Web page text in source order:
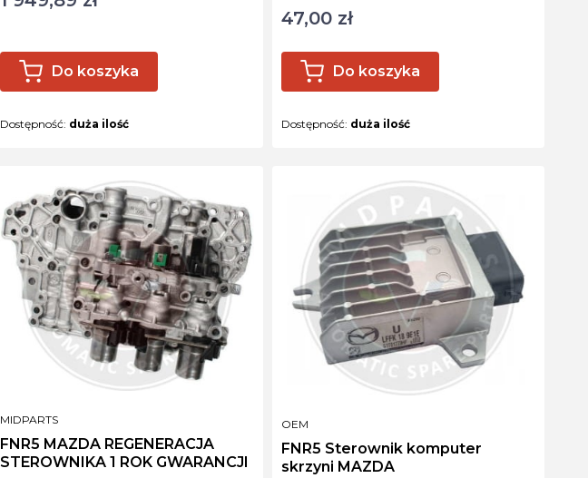
Do koszyka
Dostępność: duża ilość
Cena
47,00 zł
Do koszyka
Dostępność: duża ilość
FNR5 MAZDA REGENERACJA
STEROWNIKA 1 ROK GWARANCJI
PRODUCENT
MIDPARTS
FNR5 Sterownik komputer
skrzyni MAZDA
PRODUCENT
OEM